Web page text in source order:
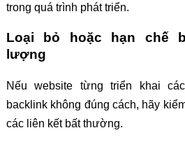
trong quá trình phát triển.
Loại bỏ hoặc hạn chế
lượng
Nếu website từng triển khai
backlink không đúng cách, hãy
các liên kết bất thường.